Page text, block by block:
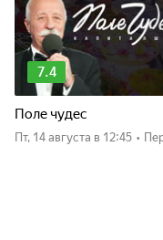
7.4
Поле чудес
пт, 14 августа в 12:45 •